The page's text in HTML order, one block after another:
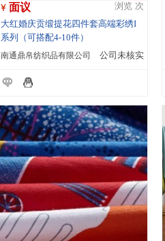
面议 浏览 次
大红婚庆贡缎提花四件套高端彩绣I
系列（可搭配4-10件）
南通鼎帛纺织品有限公司 公司未核实